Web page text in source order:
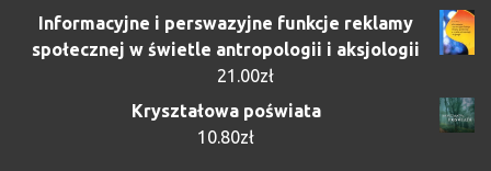
Informacyjne i perswazyjne funkcje reklamy
społecznej w świetle antropologii i aksjologii
21.00zł
Kryształowa poświata
10.80zł